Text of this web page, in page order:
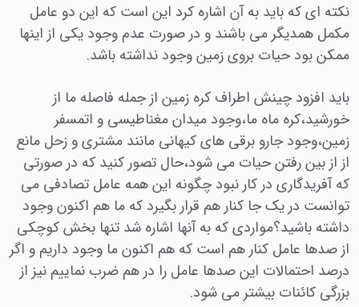
نکته ای که باید به آن اشاره کرد این است که این دو عامل
مکمل همدیگر می باشند و در صورت عدم وجود یکی از اینها
ممکن بود حیات بروی زمین وجود نداشته باشد.
باید افزود چینش اطراف کره زمین از جمله فاصله ما از
خورشید،کره ماه ما،وجود میدان مغناطیسی و اتمسفر
زمین،وجود جارو برقی های کیهانی مانند مشتری و زحل مانع
از از بین رفتن حیات می شود،حال تصور کنید که در صورتی
که آفریدگاری در کار نبود چگونه این همه عامل تصادفی می
توانست در یک جا کنار هم قرار بگیرد که ما هم اکنون وجود
داشته باشید؟مواردی که به آنها اشاره شد تنها بخش کوچکی
از صدها عامل کنار هم است که هم اکنون ما وجود داریم و اگر
درصد احتمالات این صدها عامل را در هم ضرب نماییم نیز از
بزرگی کائنات بیشتر می شود.